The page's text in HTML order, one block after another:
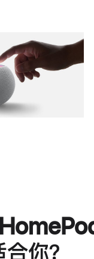
图库 图像
你？